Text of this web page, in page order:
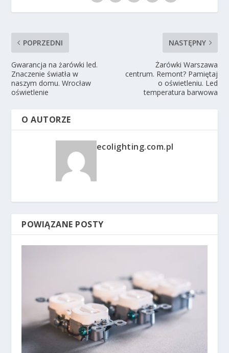
POPRZEDNI
Gwarancja na żarówki led.
Znaczenie światła w
naszym domu. Wrocław
oświetlenie
NASTĘPNY
Żarówki Warszawa
centrum. Remont? Pamiętaj
o oświetleniu. Led
temperatura barwowa
O AUTORZE
ecolighting.com.pl
POWIĄZANE POSTY